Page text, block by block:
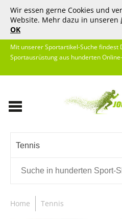
Wir essen gerne Cookies und
Website. Mehr dazu in unseren
OK
Mit unserer Sportartikel-Suche findest
Sportausrüstung aus hunderten
Tennis
Home Tennis